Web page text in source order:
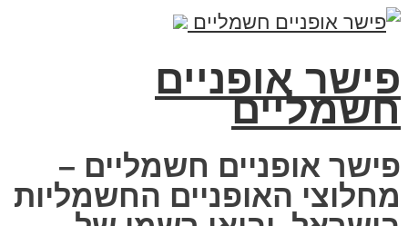
פישר אופניים
חשמליים
פישר אופניים חשמליים –
מחלוצי האופניים החשמליות